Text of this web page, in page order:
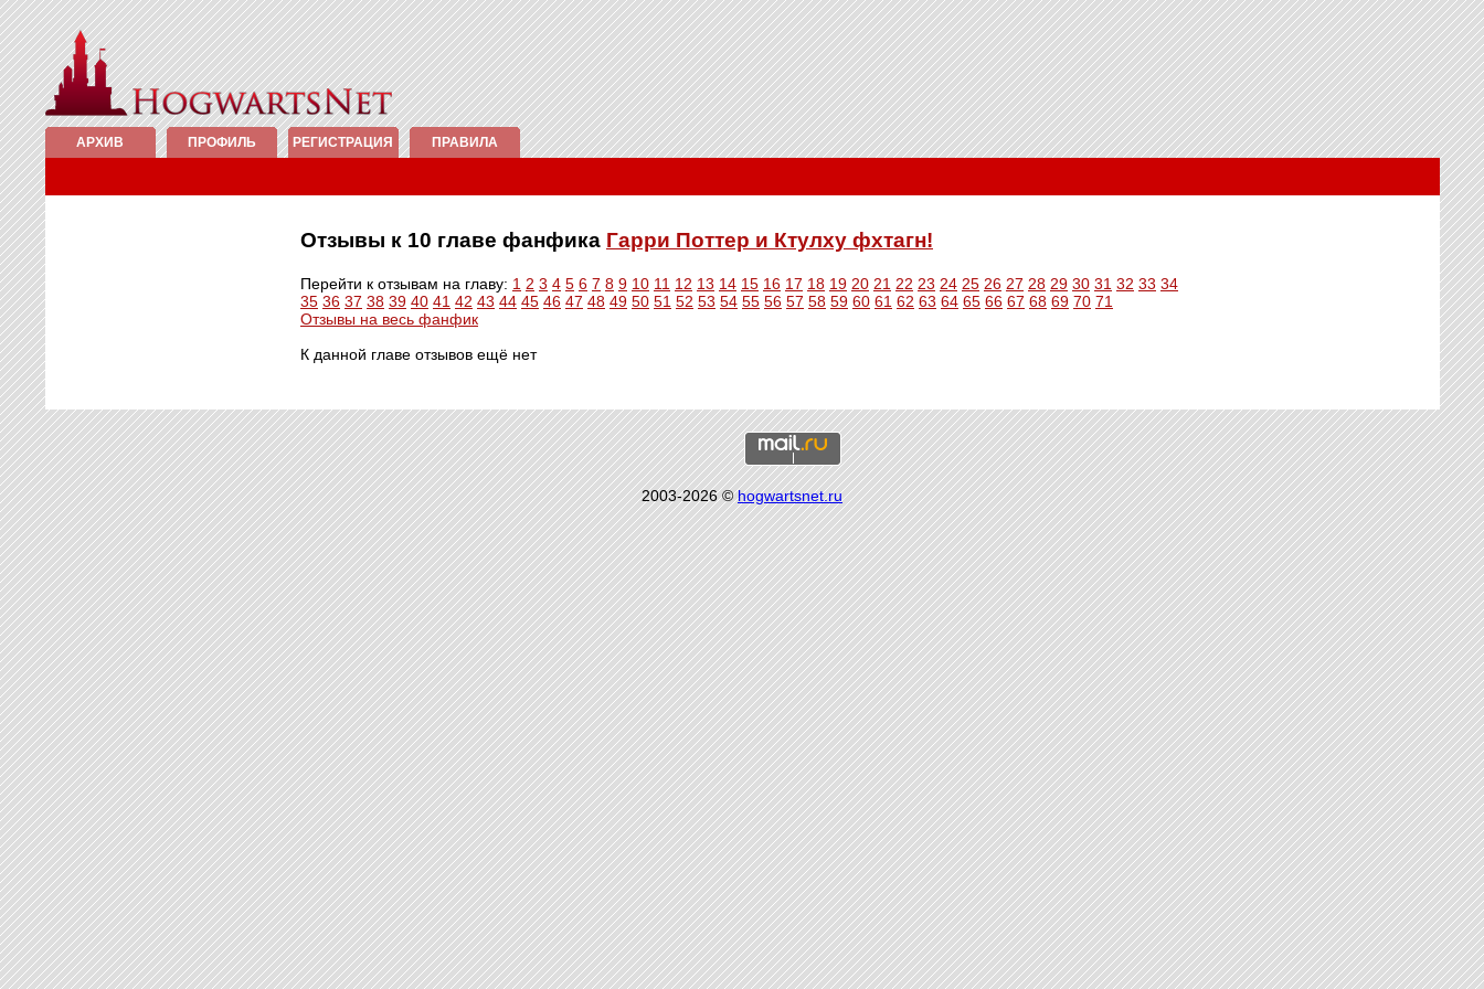
АРХИВ ПРОФИЛЬ РЕГИСТРАЦИЯ ПРАВИЛА
Отзывы к 10 главе фанфика Гарри Поттер и Ктулху фхтагн!
Перейти к отзывам на главу: 1 2 3 4 5 6 7 8 9 10 11 12 13 14 15 16 17 18 19 20 21 22 23 24 25 26 27 28 29 30 31 32 33 34
35 36 37 38 39 40 41 42 43 44 45 46 47 48 49 50 51 52 53 54 55 56 57 58 59 60 61 62 63 64 65 66 67 68 69 70 71
Отзывы на весь фанфик
К данной главе отзывов ещё нет
2003-2026 ©hogwartsnet.ru